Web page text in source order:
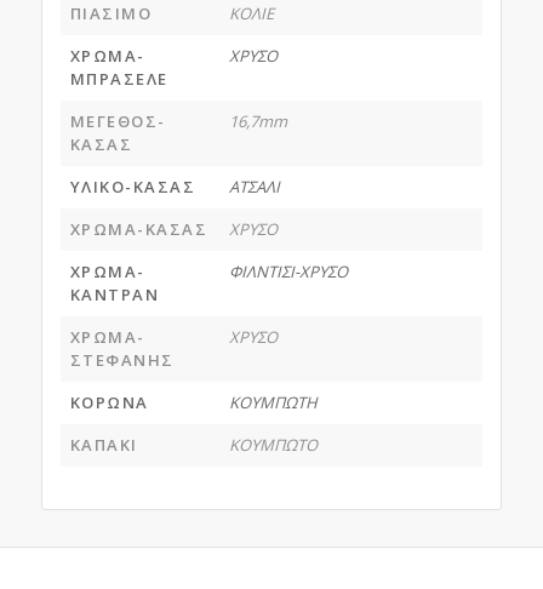
ΠΙΑΣΙΜΟ
ΚΟΛΙΕ
ΧΡΩΜΑ-
ΜΠΡΑΣΕΛΕ
ΧΡΥΣΟ
ΜΕΓΕΘΟΣ-
ΚΑΣΑΣ
16,7mm
ΥΛΙΚΟ-ΚΑΣΑΣ
ΑΤΣΑΛΙ
ΧΡΩΜΑ-ΚΑΣΑΣ
ΧΡΥΣΟ
ΧΡΩΜΑ-
ΚΑΝΤΡΑΝ
ΦΙΛΝΤΙΣΙ-ΧΡΥΣΟ
ΧΡΩΜΑ-
ΣΤΕΦΑΝΗΣ
ΧΡΥΣΟ
ΚΟΡΩΝΑ
ΚΟΥΜΠΩΤΗ
ΚΑΠΑΚΙ
ΚΟΥΜΠΩΤΟ